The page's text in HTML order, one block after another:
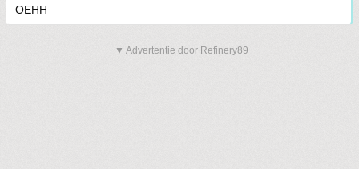
OEHH
▼ Advertentie door Refinery89